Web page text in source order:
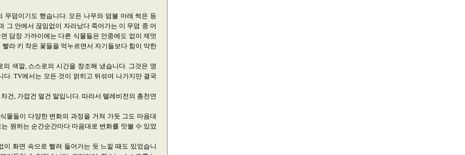
덤이기도 했습니다. 모든 나무와 덤불 아래 썩은 등
그 안에서 끊임없이 자라났다 죽어가는 이 무덤 중 어
담장 가까이에는 다른 식물들은 안중에도 없이 제멋
라 키 작은 꽃들을 억누르면서 자기들보다 힘이 약한
색깔, 스스로의 시간을 창조해 냈습니다. 그것은 영
. TV에서는 모든 것이 얽히고 뒤섞여 나가지만 결국
건, 가깝건 멀건 말입니다. 따라서 텔레비전의 총천연
물들이 다양한 변화의 과정을 거쳐 가듯 그도 마음대
원하는 순간순간마다 마음대로 변화를 맛볼 수 있었
화면 속으로 빨려 들어가는 듯 느낄 때도 있었습니